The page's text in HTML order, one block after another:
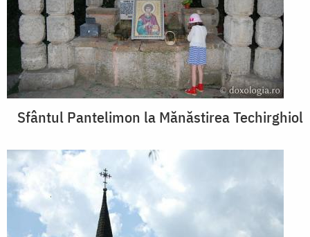
Sfântul Pantelimon la Mănăstirea Techirghiol